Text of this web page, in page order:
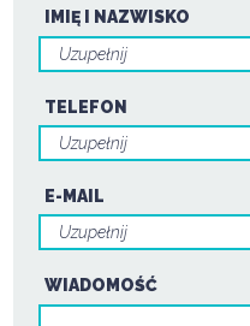
IMIĘ I NAZWISKO
TELEFON
E-MAIL
WIADOMOŚĆ